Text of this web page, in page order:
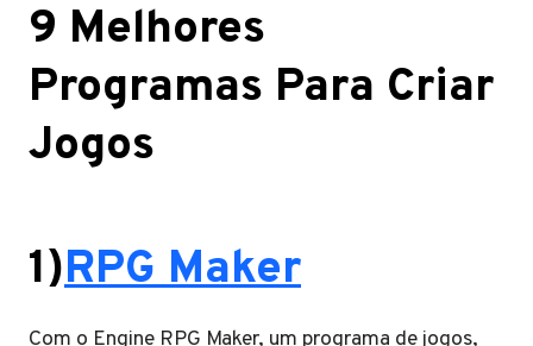
9 Melhores
Programas Para Criar
Jogos
1)RPG Maker
Com o Engine RPG Maker, um programa de jogos,